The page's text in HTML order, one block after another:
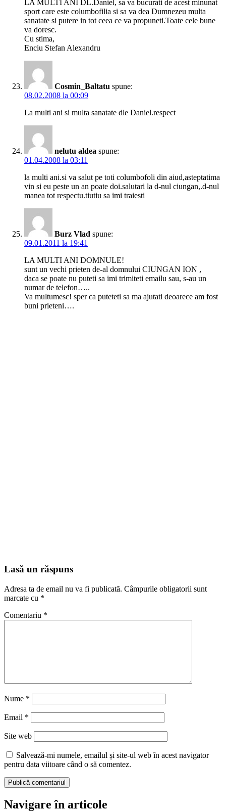
LA MULTI ANI DL.Daniel, sa va bucurati de acest minunat
sport care este columbofilia si sa va dea Dumnezeu multa
sanatate si putere in tot ceea ce va propuneti.Toate cele bune
va doresc.
Cu stima,
Enciu Stefan Alexandru
Cosmin_Baltatu spune:
08.02.2008 la 00:09
La multi ani si multa sanatate dle Daniel.respect
nelutu aldea spune:
01.04.2008 la 03:11
la multi ani.si va salut pe toti columbofoli din aiud,asteptatima
vin si eu peste un an poate doi.salutari la d-nul ciungan,.d-nul
manea tot respectu.tiutiu sa imi traiesti
Burz Vlad spune:
09.01.2011 la 19:41
LA MULTI ANI DOMNULE!
sunt un vechi prieten de-al domnului CIUNGAN ION ,
daca se poate nu puteti sa imi trimiteti emailu sau, s-au un
numar de telefon…..
Va multumesc! sper ca puteteti sa ma ajutati deoarece am fost
buni prieteni….
Lasă un răspuns
Adresa ta de email nu va fi publicată. Câmpurile obligatorii sunt
marcate cu *
Comentariu *
Nume *
Email *
Site web
Salvează-mi numele, emailul și site-ul web în acest navigator
pentru data viitoare când o să comentez.
Navigare în articole